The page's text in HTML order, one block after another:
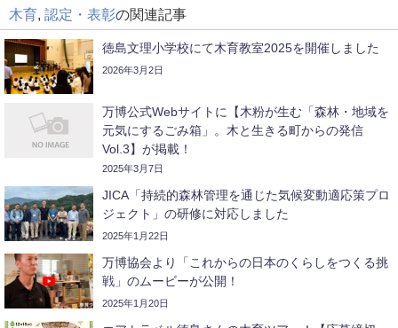
木育 認定・表彰の関連記事
徳島文理小学校にて木育教室2025を開催しました
2026年3月2日
万博公式Webサイトに【木粉が生む「森林・地域を
元気にするごみ箱」。木と生きる町からの発信
Vol.3】が掲載！
2025年3月7日
JICA「持続的森林管理を通じた気候変動適応策プロ
ジェクト」の研修に対応しました
2025年1月22日
万博協会より「これからの日本のくらしをつくる挑
戦」のムービーが公開！
2025年1月20日